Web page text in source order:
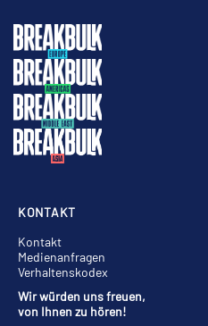
KONTAKT
Kontakt
Medienanfragen
Verhaltenskodex
Wir würden uns freuen,
von Ihnen zu hören!